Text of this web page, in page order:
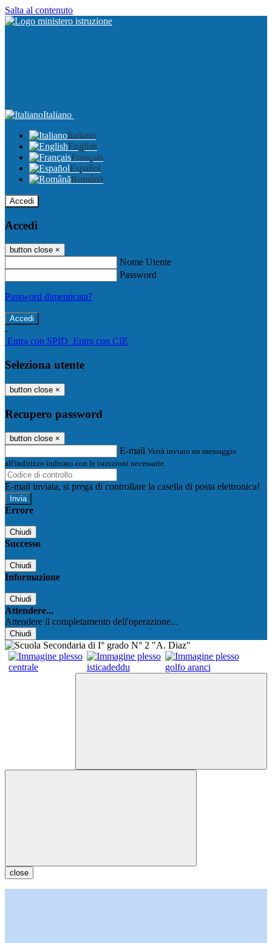
Salta al contenuto
Italiano
Italiano
English
Français
Español
Română
Accedi
Accedi
button close ×
Nome Utente
Password
Password dimenticata?
-
Entra con SPID Entra con CIE
Seleziona utente
button close ×
Recupero password
button close ×
E-mail Verrà inviato un messaggio
all'indirizzo indicato con le istruzioni necessarie.
E-mail inviata, si prega di controllare la casella di posta elettronica!
Errore
Chiudi
Successo
Chiudi
Informazione
Chiudi
Attendere...
Attendere il completamento dell'operazione...
Chiudi
close